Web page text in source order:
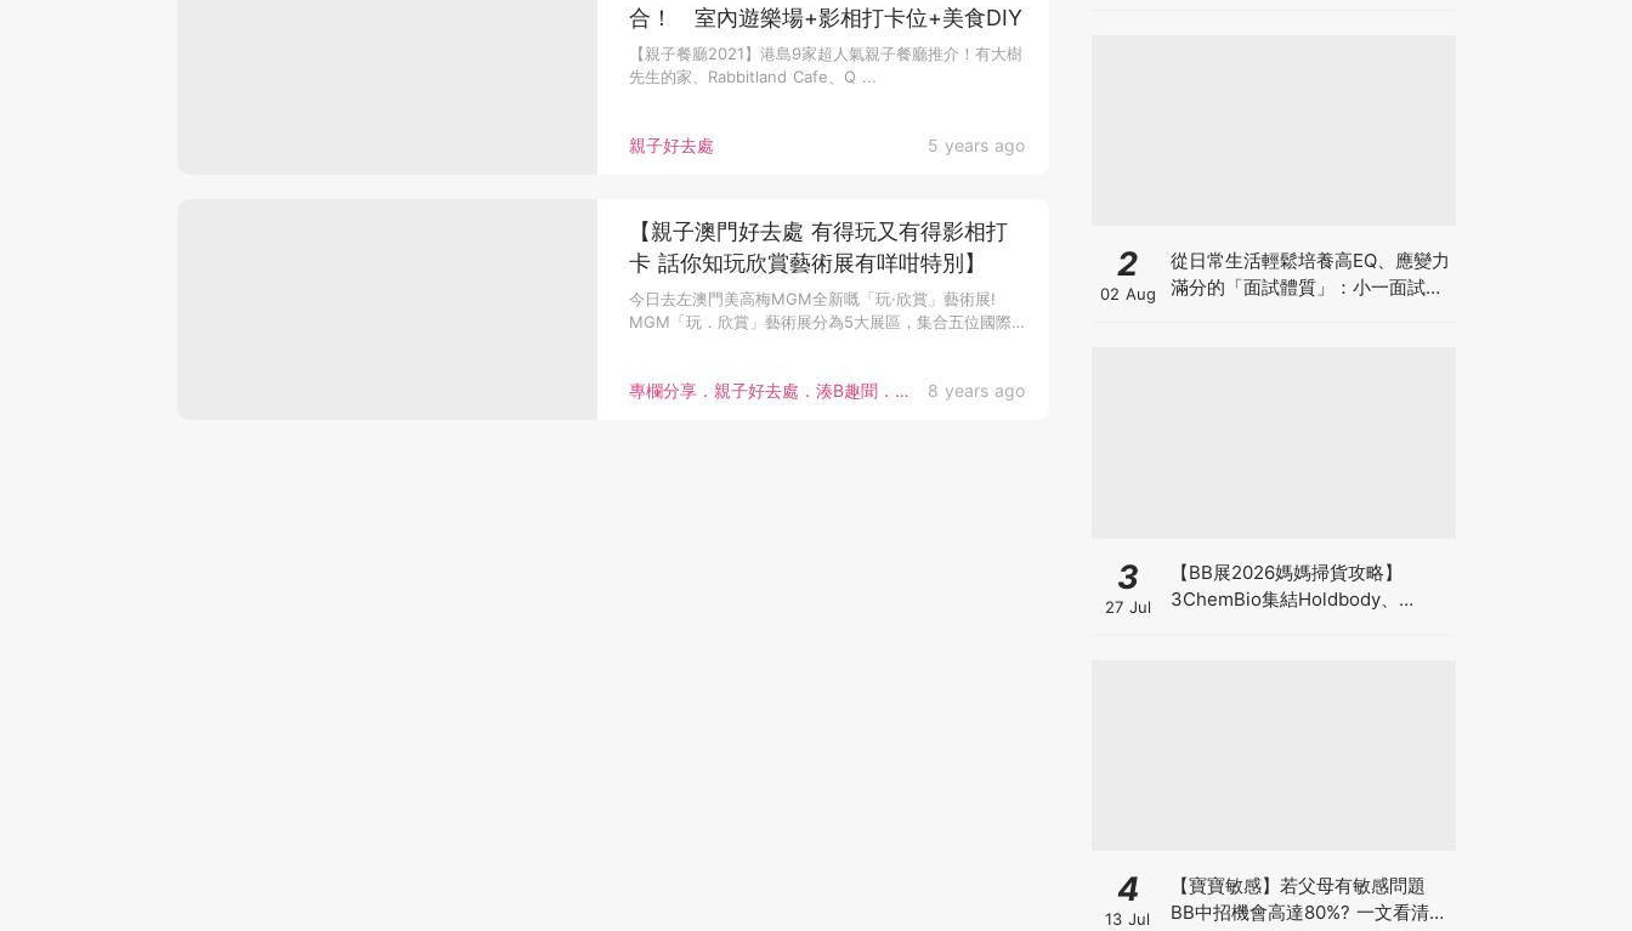
親子好去處 5 years ago
合！ 室內遊樂場+影相打卡位+美食DIY
【親子餐廳2021】港島9家超人氣親子餐廳推介！有大樹
先生的家、Rabbitland Cafe、Q ...
專欄分享．親子好去處．湊B趣聞．bloggers 8 years ago
【親子澳門好去處 有得玩又有得影相打
卡 話你知玩欣賞藝術展有咩咁特別】
今日去左澳門美高梅MGM全新嘅「玩·欣賞」藝術展!
MGM「玩．欣賞」藝術展分為5大展區，集合五位國際
2
02 Aug
從日常生活輕鬆培養高EQ、應變力
滿分的「面試體質」：小一面試最
3
27 Jul
【BB展2026媽媽掃貨攻略】
3ChemBio集結Holdbody、
4
13 Jul
【寶寶敏感】若父母有敏感問題
BB中招機會高達80%? 一文看清預